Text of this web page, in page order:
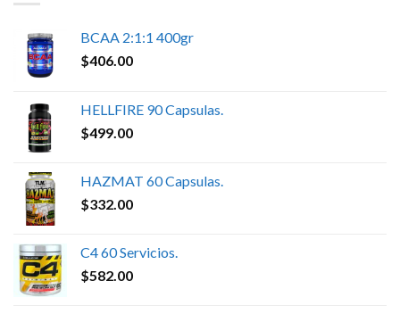
BCAA 2:1:1 400gr
$406.00
HELLFIRE 90 Capsulas.
$499.00
HAZMAT 60 Capsulas.
$332.00
C4 60 Servicios.
$582.00